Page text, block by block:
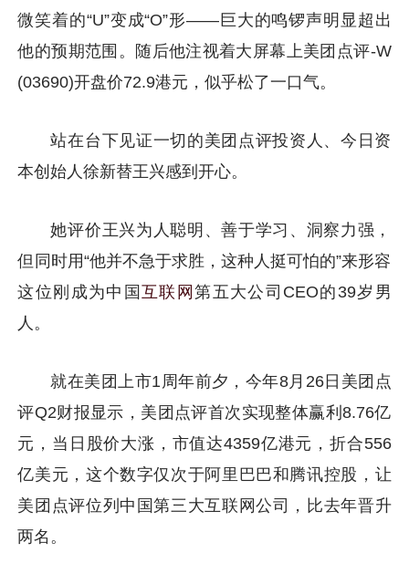
微笑着的“U”变成“O”形——巨大的鸣锣声明显超出
他的预期范围。随后他注视着大屏幕上美团点评-W
(03690)开盘价72.9港元，似乎松了一口气。
站在台下见证一切的美团点评投资人、今日资
本创始人徐新替王兴感到开心。
她评价王兴为人聪明、善于学习、洞察力强，
但同时用“他并不急于求胜，这种人挺可怕的”来形容
这位刚成为中国互联网第五大公司CEO的39岁男
人。
就在美团上市1周年前夕，今年8月26日美团点
评Q2财报显示，美团点评首次实现整体赢利8.76亿
元，当日股价大涨，市值达4359亿港元，折合556
亿美元，这个数字仅次于阿里巴巴和腾讯控股，让
美团点评位列中国第三大互联网公司，比去年晋升
两名。